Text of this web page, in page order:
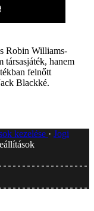
Robin Williams-
társasjáték, hanem
felnőtt
Blackké.
kezelése
Jogi